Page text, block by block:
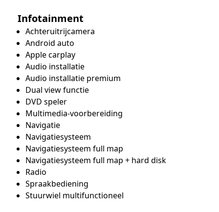
Infotainment
Achteruitrijcamera
Android auto
Apple carplay
Audio installatie
Audio installatie premium
Dual view functie
DVD speler
Multimedia-voorbereiding
Navigatie
Navigatiesysteem
Navigatiesysteem full map
Navigatiesysteem full map + hard disk
Radio
Spraakbediening
Stuurwiel multifunctioneel